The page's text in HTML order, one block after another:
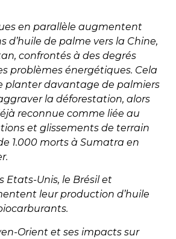
en parallèle augmentent
d’huile de palme vers la Chine,
confrontés à des degrés
problèmes énergétiques. Cela
planter davantage de palmiers
la déforestation, alors
reconnue comme liée au
et glissements de terrain
1.000 morts à Sumatra en
Etats-Unis, le Brésil et
leur production d’huile
Orient et ses impacts sur